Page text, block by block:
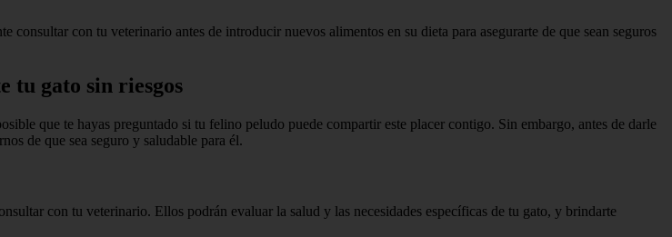
consultar con tu veterinario antes de introducir nuevos alimentos en su dieta para asegurarte de que sean seguros
tu gato sin riesgos
que te hayas preguntado si tu felino peludo puede compartir este placer contigo. Sin embargo, antes de darle
de que sea seguro y saludable para él.
con tu veterinario. Ellos podrán evaluar la salud y las necesidades específicas de tu gato, y brindarte